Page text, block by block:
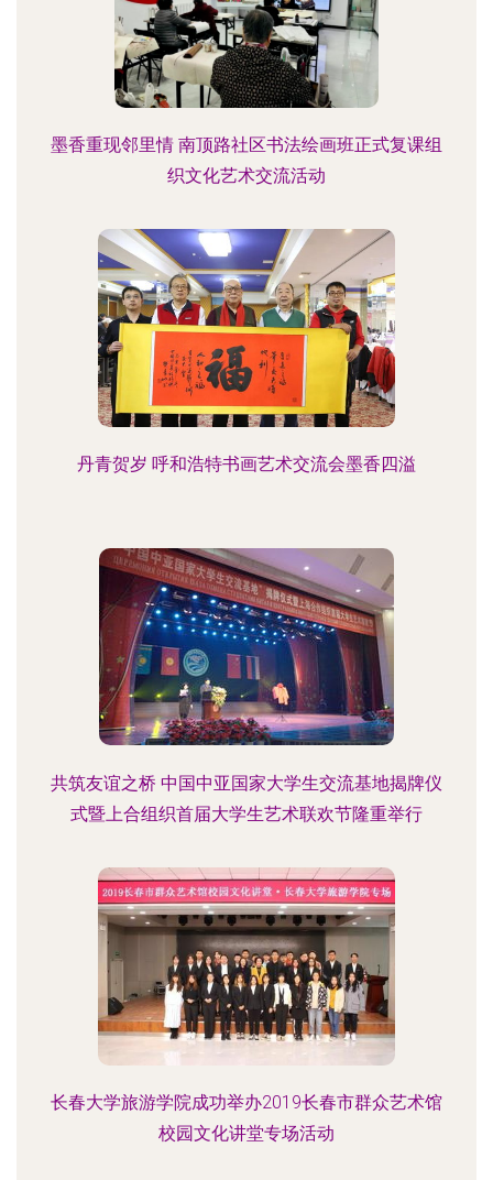
墨香重现邻里情 南顶路社区书法绘画班正式复课组
织文化艺术交流活动
丹青贺岁 呼和浩特书画艺术交流会墨香四溢
共筑友谊之桥 中国中亚国家大学生交流基地揭牌仪
式暨上合组织首届大学生艺术联欢节隆重举行
长春大学旅游学院成功举办2019长春市群众艺术馆
校园文化讲堂专场活动